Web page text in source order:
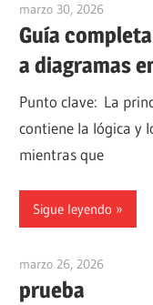
marzo 30, 2026
Guía
a diagramas
Punto clave: La
contiene la lógica y
mientras que
Sigue leyendo
marzo 26, 2026
prueba